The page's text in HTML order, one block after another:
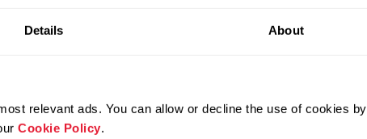
Details About
relevant ads. You can allow or decline the use of cookies by
Cookie Policy.